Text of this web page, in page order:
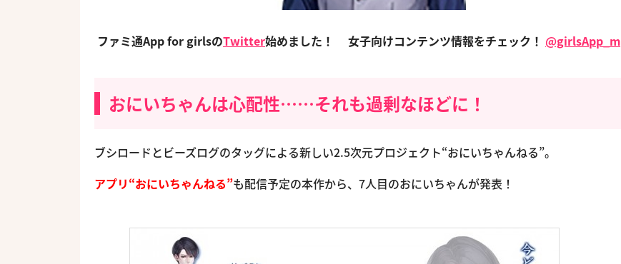
ファミ通App for girlsのTwitter始めました！ 女子向けコンテンツ情報をチェック！ @girlsApp_m
おにいちゃんは心配性……それも過剰なほどに！
ブシロードとビーズログのタッグによる新しい2.5次元プロジェクト“おにいちゃんねる”。
アプリ“おにいちゃんねる”も配信予定の本作から、7人目のおにいちゃんが発表！